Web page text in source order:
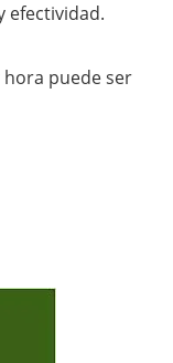
efectividad.
puede ser